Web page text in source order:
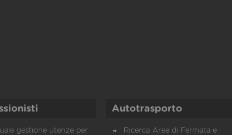
gestione utenze per
Autotrasporto
Ricerca Aree di Fermata e